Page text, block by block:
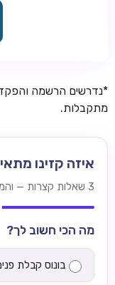
*נדרשים הרשמה
מתקבלות.
איזה קזינו
3 שאלות קצרות — והמלצה מותאמת לשחקנים מישראל.
מה הכי חשוב לך?
בונוס קבלת